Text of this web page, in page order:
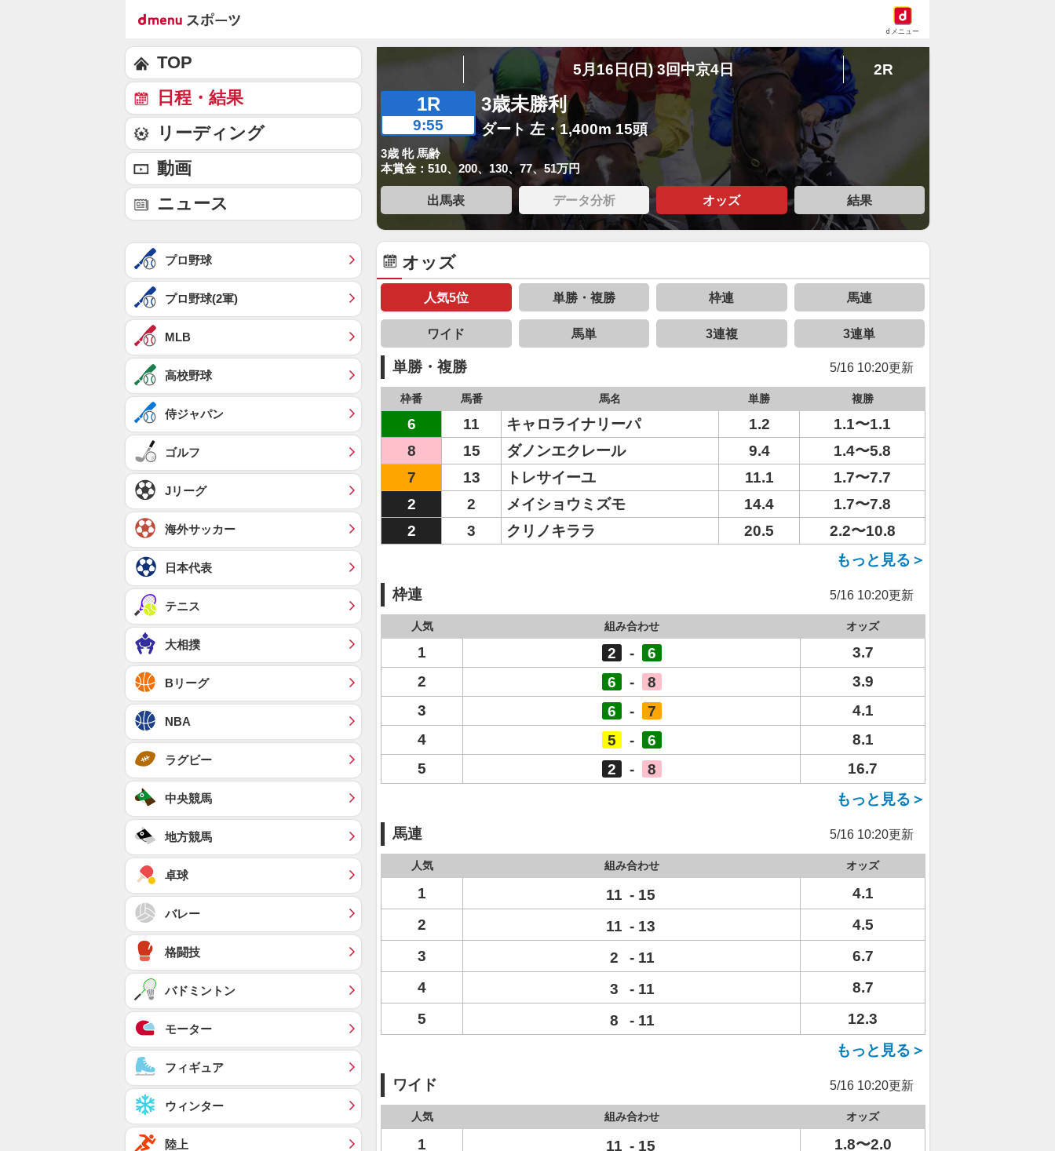
dメニュー
5月16日(日) 3回中京4日 2R
1R
9:55
3歳未勝利
ダート 左・1,400m 15頭
3歳 牝 馬齢
本賞金：510、200、130、77、51万円
出馬表 データ分析 オッズ 結果
オッズ
人気5位 単勝・複勝 枠連 馬連
ワイド 馬単 3連複 3連単
単勝・複勝 5/16 10:20更新
枠番 馬番 馬名 単勝 複勝
6 11 キャロライナリーパ 1.2
1.1〜1.1
8
15 ダノンエクレール 9.4
1.4〜5.8
7
13 トレサイーユ 11.1
1.7〜7.7
2
2 メイショウミズモ 14.4
1.7〜7.8
2
3 クリノキララ 20.5
2.2〜10.8
もっと見る＞
枠連 5/16 10:20更新
人気 組み合わせ オッズ
1 2 - 6
3.7
2
6 - 8
3.9
3
6 - 7
4.1
4
5 - 6
8.1
5
2 - 8
16.7
もっと見る＞
馬連 5/16 10:20更新
人気 組み合わせ オッズ
1 11 - 15
4.1
2
11 - 13
4.5
3
2 - 11
6.7
4
3 - 11
8.7
5
8 - 11
12.3
もっと見る＞
ワイド 5/16 10:20更新
人気 組み合わせ オッズ
1 11 - 15
1.8〜2.0
TOP
日程・結果
リーディング
動画
ニュース
プロ野球
プロ野球(2軍)
MLB
高校野球
侍ジャパン
ゴルフ
Jリーグ
海外サッカー
日本代表
テニス
大相撲
Bリーグ
NBA
ラグビー
中央競馬
地方競馬
卓球
バレー
格闘技
バドミントン
モーター
フィギュア
ウィンター
陸上